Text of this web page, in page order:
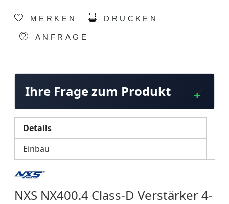
MERKEN DRUCKEN
ANFRAGE
Ihre Frage zum Produkt
Details
Einbau
NXS NX400.4 Class-D Verstärker 4-